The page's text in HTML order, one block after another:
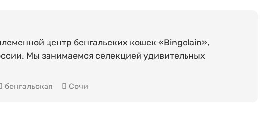
центр бенгальских кошек «Bingolain»,
Мы занимаемся селекцией удивительных
бенгальская Сочи